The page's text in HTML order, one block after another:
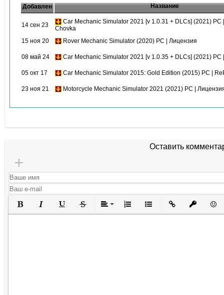
Добавлен Название
14 сен 23
Car Mechanic Simulator 2021 [v 1.0.31 + DLCs] (2021) PC
Chovka
15 ноя 20
Rover Mechanic Simulator (2020) PC | Лицензия
08 май 24 Car Mechanic Simulator 2021 [v 1.0.35 + DLCs] (2021) PC
05 окт 17 Car Mechanic Simulator 2015: Gold Edition (2015) PC |
23 ноя 21 Motorcycle Mechanic Simulator 2021 (2021) PC |
Оставить
Полужирный
КурсивПодчеркнутый
ЗачеркнутыйВыравнивание
Нумерованный список
Маркированный список
Вставить ссылку
Вставить